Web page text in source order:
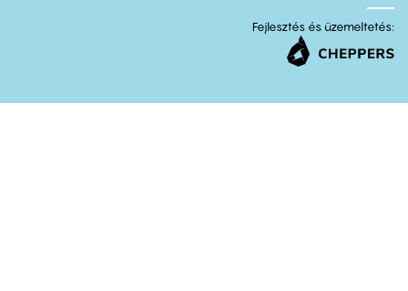
Fejlesztés és üzemeltetés: